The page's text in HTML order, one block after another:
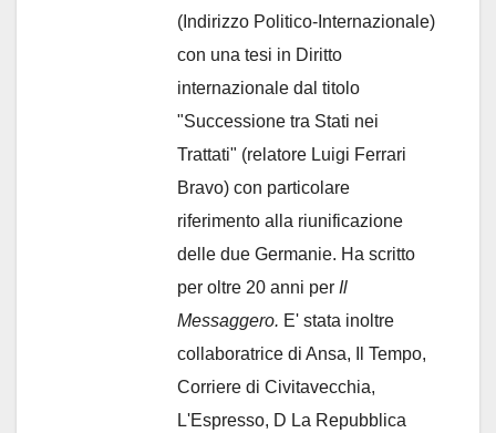
(Indirizzo Politico-Internazionale)
con una tesi in Diritto
internazionale dal titolo
"Successione tra Stati nei
Trattati" (relatore Luigi Ferrari
Bravo) con particolare
riferimento alla riunificazione
delle due Germanie. Ha scritto
per oltre 20 anni per Il
Messaggero. E' stata inoltre
collaboratrice di Ansa, Il Tempo,
Corriere di Civitavecchia,
L'Espresso, D La Repubblica